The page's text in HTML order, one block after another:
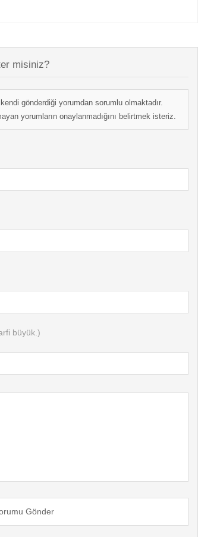
misiniz?
gönderdiği yorumdan sorumlu olmaktadır.
yorumların onaylanmadığını belirtmek isteriz.
büyük.)
Gönder